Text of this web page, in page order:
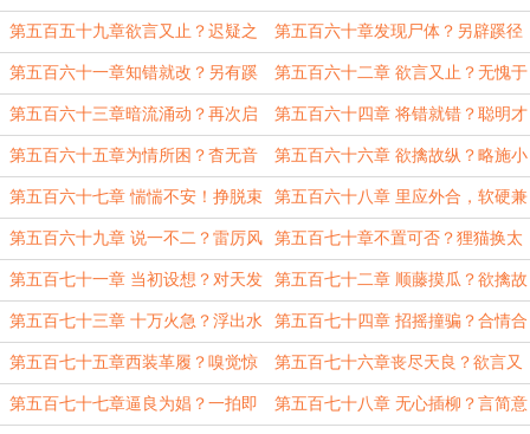
索 义
第五百五十九章欲言又止？迟疑之
色
第五百六十章发现尸体？另辟蹊径
第五百六十一章知错就改？另有蹊
跷
第五百六十二章 欲言又止？无愧于
心
第五百六十三章暗流涌动？再次启
程
第五百六十四章 将错就错？聪明才
智
第五百六十五章为情所困？杳无音
讯
第五百六十六章 欲擒故纵？略施小
计
第五百六十七章 惴惴不安！挣脱束
缚
第五百六十八章 里应外合，软硬兼
施
第五百六十九章 说一不二？雷厉风
行
第五百七十章不置可否？狸猫换太
子
第五百七十一章 当初设想？对天发
誓
第五百七十二章 顺藤摸瓜？欲擒故
纵
第五百七十三章 十万火急？浮出水
面
第五百七十四章 招摇撞骗？合情合
理
第五百七十五章西装革履？嗅觉惊
人
第五百七十六章丧尽天良？欲言又
止。
第五百七十七章逼良为娼？一拍即 第五百七十八章 无心插柳？言简意